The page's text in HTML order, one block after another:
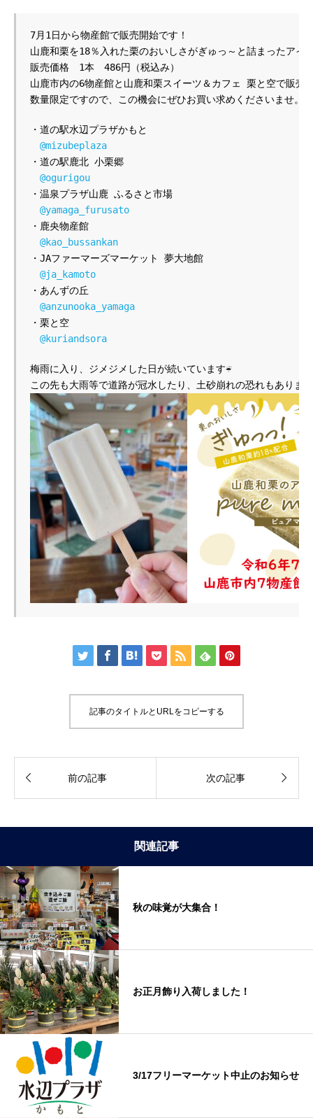
7月1日から物産館で販売開始です！
山鹿和栗を18％入れた栗のおいしさがぎゅっ～と詰まったアイ
販売価格　1本　486円（税込み）
山鹿市内の6物産館と山鹿和栗スイーツ＆カフェ 栗と空で販売
数量限定ですので、この機会にぜひお買い求めくださいませ。
・道の駅水辺プラザかもと
@mizubeplaza
・道の駅鹿北 小栗郷
@ogurigou
・温泉プラザ山鹿 ふるさと市場
@yamaga_furusato
・鹿央物産館
@kao_bussankan
・JAファーマーズマーケット 夢大地館
@ja_kamoto
・あんずの丘
@anzunooka_yamaga
・栗と空
@kuriandsora
梅雨に入り、ジメジメした日が続いています☔
      
記事のタイトルとURLをコピーする
 前の記事 次の記事 
関連記事
秋の味覚が大集合！
お正月飾り入荷しました！
3/17フリーマーケット中止のお知らせ